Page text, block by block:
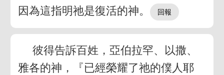
因為這指明祂是復活的神。
彼得告訴百姓，亞伯拉罕、以撒、
雅各的神，『已經榮耀了祂的僕人耶